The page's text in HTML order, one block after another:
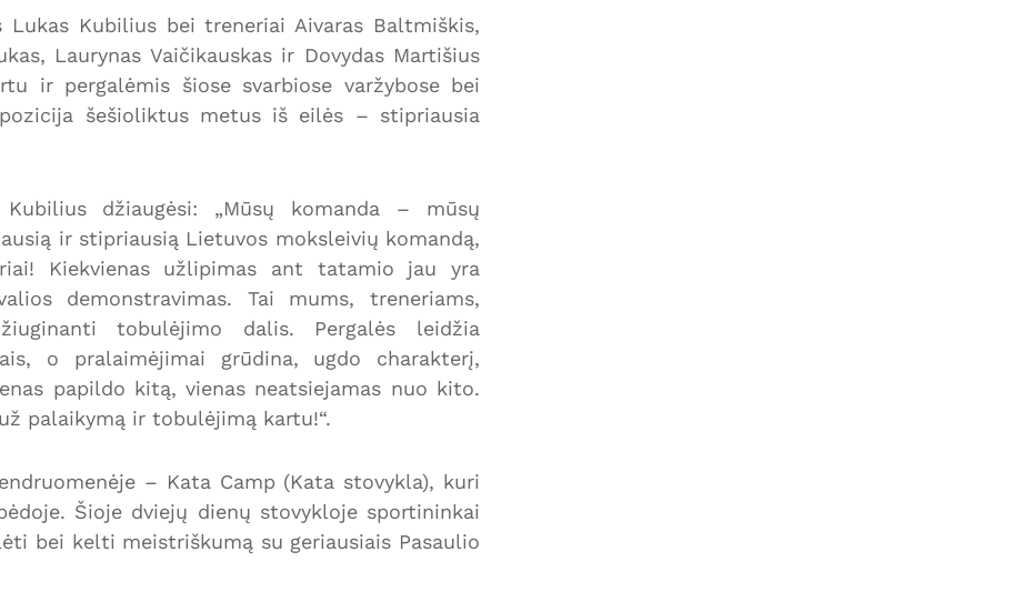
Lukas Kubilius bei treneriai Aivaras Baltmiškis,
Laurynas Vaičikauskas ir Dovydas Martišius
ir pergalėmis šiose svarbiose varžybose bei
šešioliktus metus iš eilės – stipriausia
džiaugėsi: „Mūsų komanda – mūsų
ir stipriausią Lietuvos moksleivių komandą,
Kiekvienas užlipimas ant tatamio jau yra
demonstravimas. Tai mums, treneriams,
tobulėjimo dalis. Pergalės leidžia
o pralaimėjimai grūdina, ugdo charakterį,
papildo kitą, vienas neatsiejamas nuo kito.
palaikymą ir tobulėjimą kartu!“.
– Kata Camp (Kata stovykla), kuri
Šioje dviejų dienų stovykloje sportininkai
bei kelti meistriškumą su geriausiais Pasaulio